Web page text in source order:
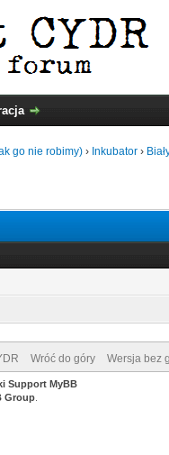
go nie robimy) › Inkubator ›
Wróć do góry Wersja bez
Support MyBB
Group.